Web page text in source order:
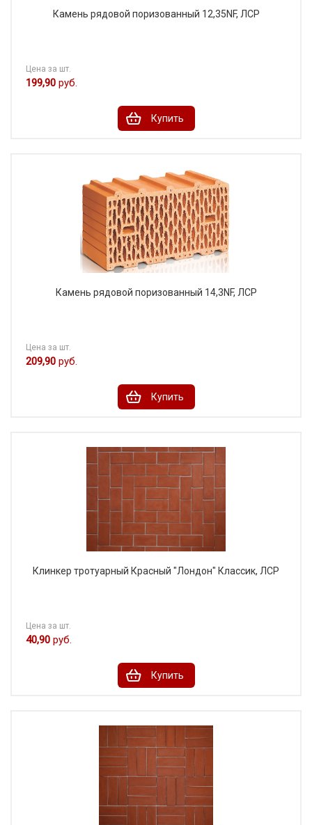
Камень рядовой поризованный 12,35NF, ЛСР
Цена за шт.
199,90 руб.
Купить
Камень рядовой поризованный 14,3NF, ЛСР
Цена за шт.
209,90 руб.
Купить
Клинкер тротуарный Красный "Лондон" Классик, ЛСР
Цена за шт.
40,90 руб.
Купить